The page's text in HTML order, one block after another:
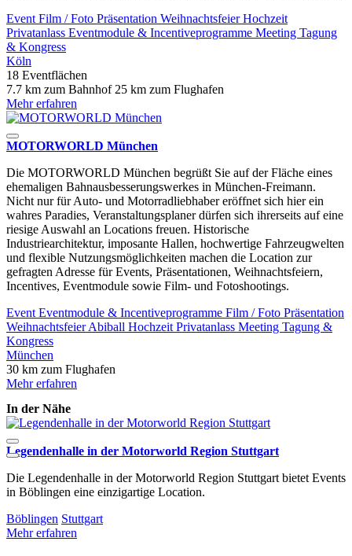
Event Film / Foto Präsentation WeihnachtsfeierHochzeit
Privatanlass Eventmodule & Incentiveprogramme Meeting Tagung
& Kongress
Köln
18 Eventflächen
7.7 km zum Bahnhof 25 km zum Flughafen
Mehr erfahren
MOTORWORLD München
Die MOTORWORLD München begrüßt Sie auf der Fläche eines
ehemaligen Bahnausbesserungswerkes in München-Freimann.
Nicht nur für Auto- und Motorradliebhaber eröffnet sich hier ein
wahres Paradies, Veranstaltungsplaner dürfen sich ihrerseits auf eine
riesige Auswahl an Locations freuen. Historische
Industriearchitektur, imposante Hallen, hochwertige Fahrzeugwelten
und flexible Nutzungsmöglichkeiten machen die Location zur
gefragten Adresse für Events, Präsentationen, Weihnachtsfeiern,
Incentives, Eventmodule sowie Film- und Fotoshootings.
Event Eventmodule & Incentiveprogramme Film / Foto Präsentation
WeihnachtsfeierAbiball Hochzeit Privatanlass Meeting Tagung &
Kongress
München
30 km zum Flughafen
Mehr erfahren
In der Nähe
Legendenhalle in der Motorworld Region Stuttgart
Die Legendenhalle in der Motorworld Region Stuttgart bietet Events
in Böblingen eine einzigartige Location.
Böblingen Stuttgart
Mehr erfahren